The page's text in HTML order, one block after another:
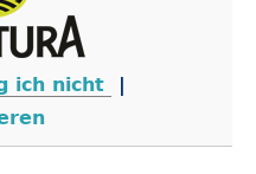
ich nicht
|